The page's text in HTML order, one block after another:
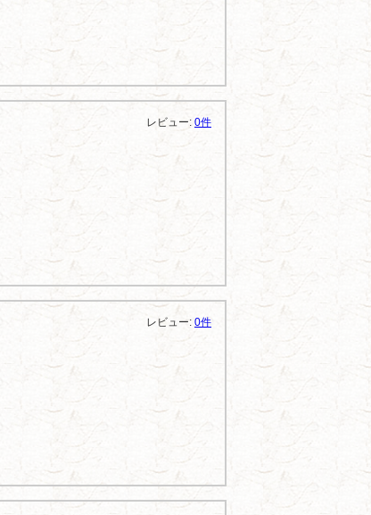
レビュー: 0件
レビュー: 0件